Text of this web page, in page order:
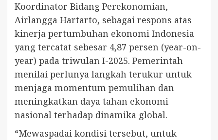
Koordinator Bidang Perekonomian,
Airlangga Hartarto, sebagai respons atas
kinerja pertumbuhan ekonomi Indonesia
yang tercatat sebesar 4,87 persen (year-on-
year) pada triwulan I-2025. Pemerintah
menilai perlunya langkah terukur untuk
menjaga momentum pemulihan dan
meningkatkan daya tahan ekonomi
nasional terhadap dinamika global.
“Mewaspadai kondisi tersebut, untuk